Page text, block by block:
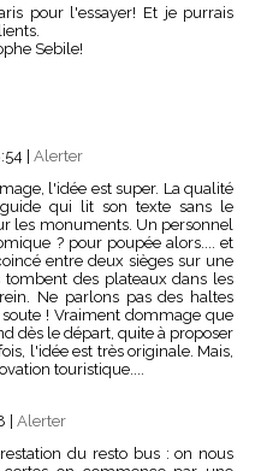
pour l'essayer! Et je purrais
Sebile!
Alerter
l'idée est super. La qualité
qui lit son texte sans le
les monuments. Un personnel
? pour poupée alors.... et
entre deux sièges sur une
des plateaux dans les
Ne parlons pas des haltes
! Vraiment dommage que
dès le départ, quite à proposer
l'idée est très originale. Mais,
touristique....
Alerter
du resto bus : on nous